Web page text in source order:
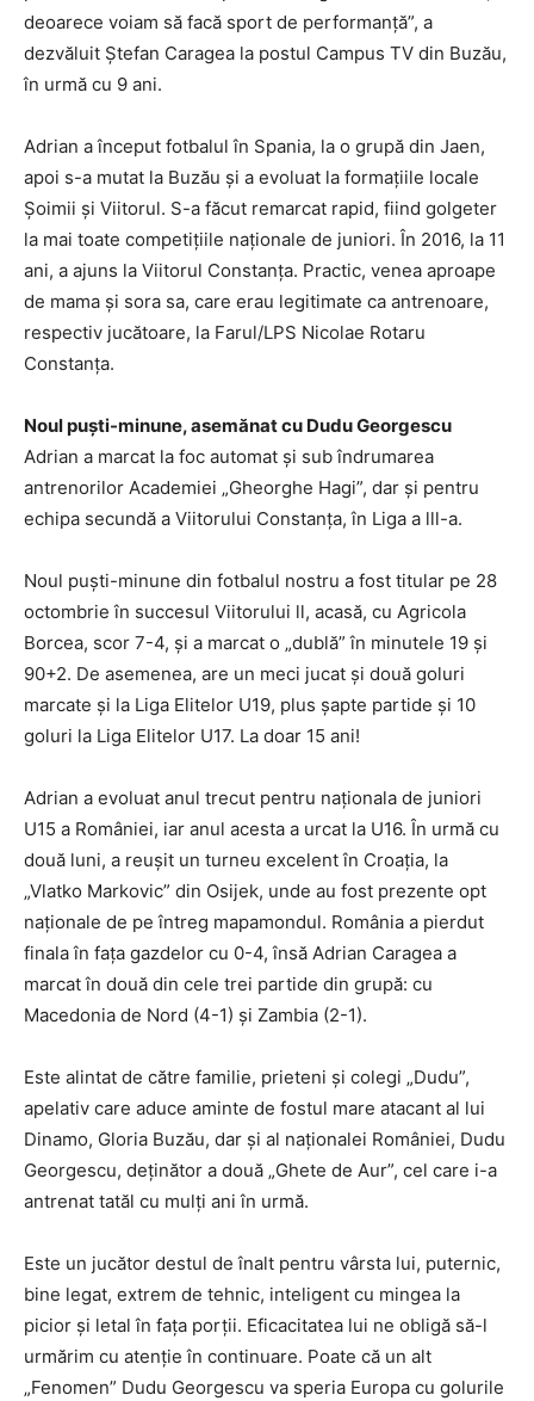
deoarece voiam să facă sport de performanță”, a
dezvăluit Ștefan Caragea la postul Campus TV din Buzău,
în urmă cu 9 ani.
Adrian a început fotbalul în Spania, la o grupă din Jaen,
apoi s-a mutat la Buzău și a evoluat la formațiile locale
Șoimii și Viitorul. S-a făcut remarcat rapid, fiind golgeter
la mai toate competițiile naționale de juniori. În 2016, la 11
ani, a ajuns la Viitorul Constanța. Practic, venea aproape
de mama și sora sa, care erau legitimate ca antrenoare,
respectiv jucătoare, la Farul/LPS Nicolae Rotaru
Constanța.
Noul puști-minune, asemănat cu Dudu Georgescu
Adrian a marcat la foc automat și sub îndrumarea
antrenorilor Academiei „Gheorghe Hagi”, dar și pentru
echipa secundă a Viitorului Constanța, în Liga a lll-a.
Noul puști-minune din fotbalul nostru a fost titular pe 28
octombrie în succesul Viitorului ll, acasă, cu Agricola
Borcea, scor 7-4, și a marcat o „dublă” în minutele 19 și
90+2. De asemenea, are un meci jucat și două goluri
marcate și la Liga Elitelor U19, plus șapte partide și 10
goluri la Liga Elitelor U17. La doar 15 ani!
Adrian a evoluat anul trecut pentru naționala de juniori
U15 a României, iar anul acesta a urcat la U16. În urmă cu
două luni, a reușit un turneu excelent în Croația, la
„Vlatko Markovic” din Osijek, unde au fost prezente opt
naționale de pe întreg mapamondul. România a pierdut
finala în fața gazdelor cu 0-4, însă Adrian Caragea a
marcat în două din cele trei partide din grupă: cu
Macedonia de Nord (4-1) și Zambia (2-1).
Este alintat de către familie, prieteni și colegi „Dudu”,
apelativ care aduce aminte de fostul mare atacant al lui
Dinamo, Gloria Buzău, dar și al naționalei României, Dudu
Georgescu, deținător a două „Ghete de Aur”, cel care i-a
antrenat tatăl cu mulți ani în urmă.
Este un jucător destul de înalt pentru vârsta lui, puternic,
bine legat, extrem de tehnic, inteligent cu mingea la
picior și letal în fața porții. Eficacitatea lui ne obligă să-l
urmărim cu atenție în continuare. Poate că un alt
„Fenomen” Dudu Georgescu va speria Europa cu golurile